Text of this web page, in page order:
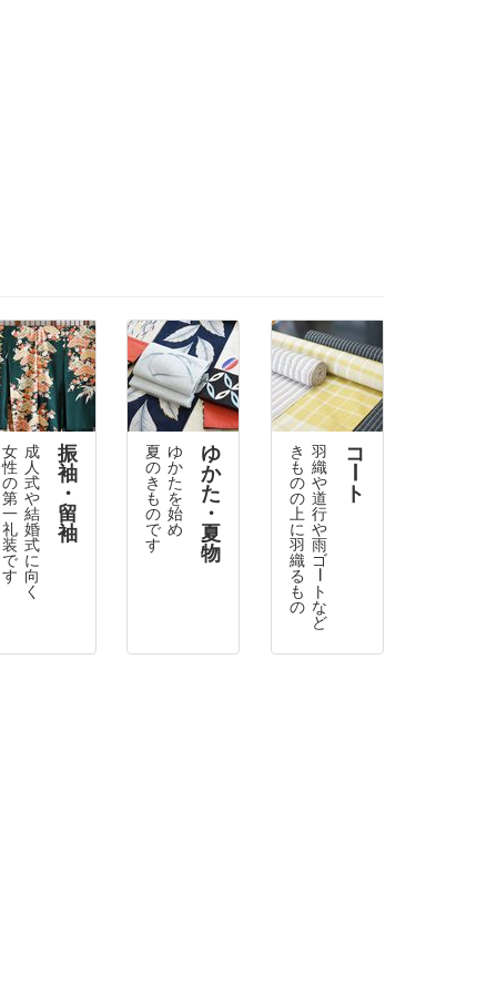
振
袖
・
留
袖
成
人
式
や
結
婚
式
に
向
く
女
性
の
第
一
礼
装
で
す
ゆ
か
た
・
夏
物
ゆ
か
た
を
始
め
夏
の
き
も
の
で
す
コ
ト
羽
織
や
道
行
や
雨
ゴ
ー
ト
な
ど
き
も
の
の
上
に
羽
織
る
も
の